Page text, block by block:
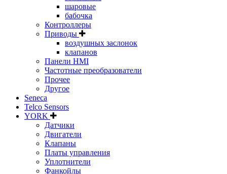
шаровые
бабочка
Контроллеры
Приводы
воздушных заслонок
клапанов
Панели HMI
Частотные преобразователи
Прочее
Другое
Seneca
Telco Sensors
YORK
Датчики
Двигатели
Клапаны
Платы управления
Уплотнители
Фанкойлы